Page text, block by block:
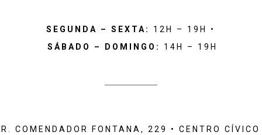
SEGUNDA – SEXTA:
12H – 19H •
SÁBADO – DOMINGO:
14H – 19H
R. COMENDADOR FONTANA, 229 • CENTRO CÍVICO